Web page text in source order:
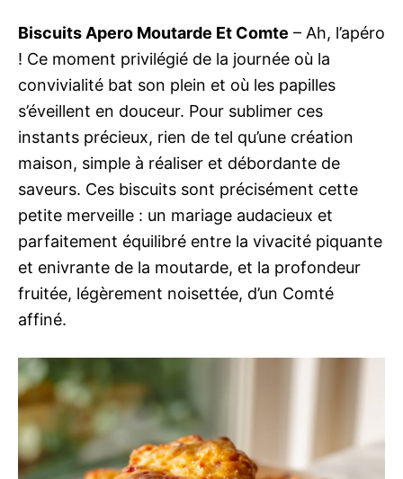
Biscuits Apero Moutarde Et Comte – Ah, l’apéro
! Ce moment privilégié de la journée où la
convivialité bat son plein et où les papilles
s’éveillent en douceur. Pour sublimer ces
instants précieux, rien de tel qu’une création
maison, simple à réaliser et débordante de
saveurs. Ces biscuits sont précisément cette
petite merveille : un mariage audacieux et
parfaitement équilibré entre la vivacité piquante
et enivrante de la moutarde, et la profondeur
fruitée, légèrement noisettée, d’un Comté
affiné.